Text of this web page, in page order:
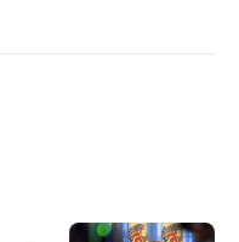
/ Acum 2 ore